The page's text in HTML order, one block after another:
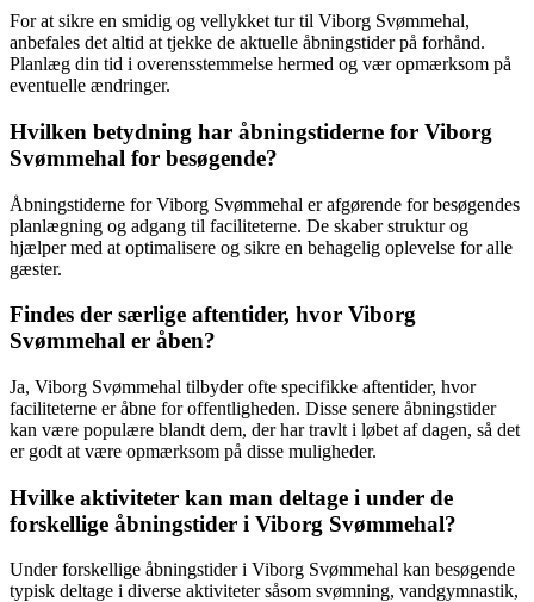
For at sikre en smidig og vellykket tur til Viborg Svømmehal,
anbefales det altid at tjekke de aktuelle åbningstider på forhånd.
Planlæg din tid i overensstemmelse hermed og vær opmærksom på
eventuelle ændringer.
Hvilken betydning har åbningstiderne for Viborg
Svømmehal for besøgende?
Åbningstiderne for Viborg Svømmehal er afgørende for besøgendes
planlægning og adgang til faciliteterne. De skaber struktur og
hjælper med at optimalisere og sikre en behagelig oplevelse for alle
gæster.
Findes der særlige aftentider, hvor Viborg
Svømmehal er åben?
Ja, Viborg Svømmehal tilbyder ofte specifikke aftentider, hvor
faciliteterne er åbne for offentligheden. Disse senere åbningstider
kan være populære blandt dem, der har travlt i løbet af dagen, så det
er godt at være opmærksom på disse muligheder.
Hvilke aktiviteter kan man deltage i under de
forskellige åbningstider i Viborg Svømmehal?
Under forskellige åbningstider i Viborg Svømmehal kan besøgende
typisk deltage i diverse aktiviteter såsom svømning, vandgymnastik,